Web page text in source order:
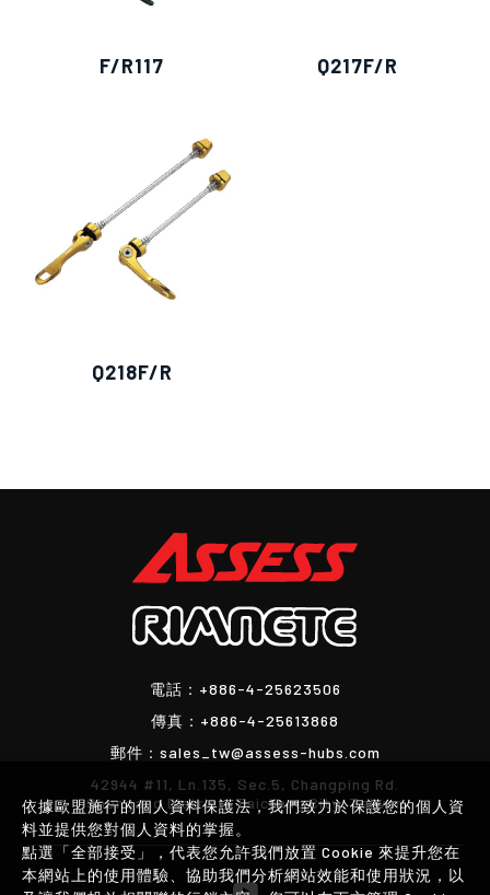
F/R117 Q217F/R
Q218F/R
電話： +886-4-25623506
傳真： +886-4-25613868
郵件： sales_tw@assess-hubs.com
42944 #11, Ln.135, Sec.5, Changping Rd.
Shengang District, Taichung City, Taiwan
依據歐盟施行的個人資料保護法，我們致力於保護您的個人資
料並提供您對個人資料的掌握。
點選「全部接受」，代表您允許我們放置 Cookie 來提升您在
本網站上的使用體驗、協助我們分析網站效能和使用狀況，以